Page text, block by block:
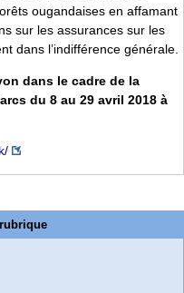
ougandaises en affamant
sur les assurances sur les
dans l’indifférence générale.
dans le cadre de la
du 8 au 29 avril 2018 à